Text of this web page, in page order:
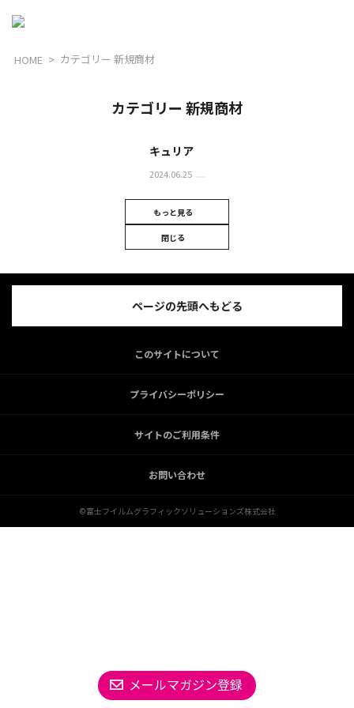
HOME カテゴリー 新規商材
カテゴリー 新規商材
キュリア
2024.06.25
もっと見る
閉じる
メールマガジン登録
ページの先頭へもどる
このサイトについて
プライバシーポリシー
サイトのご利用条件
お問い合わせ
©富士フイルムグラフィックソリューションズ株式会社